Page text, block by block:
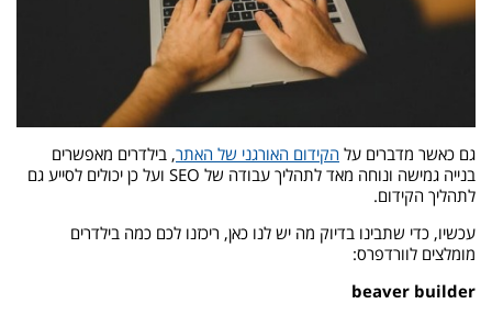
גם כאשר מדברים על הקידום האורגני של האתר, בילדרים מאפשרים
בנייה גמישה ונוחה מאד לתהליך עבודה של SEO ועל כן יכולים לסייע גם
לתהליך הקידום.
עכשיו, כדי שתבינו בדיוק מה יש לנו כאן, ריכזנו לכם כמה בילדרים
מומלצים לוורדפרס:
beaver builder